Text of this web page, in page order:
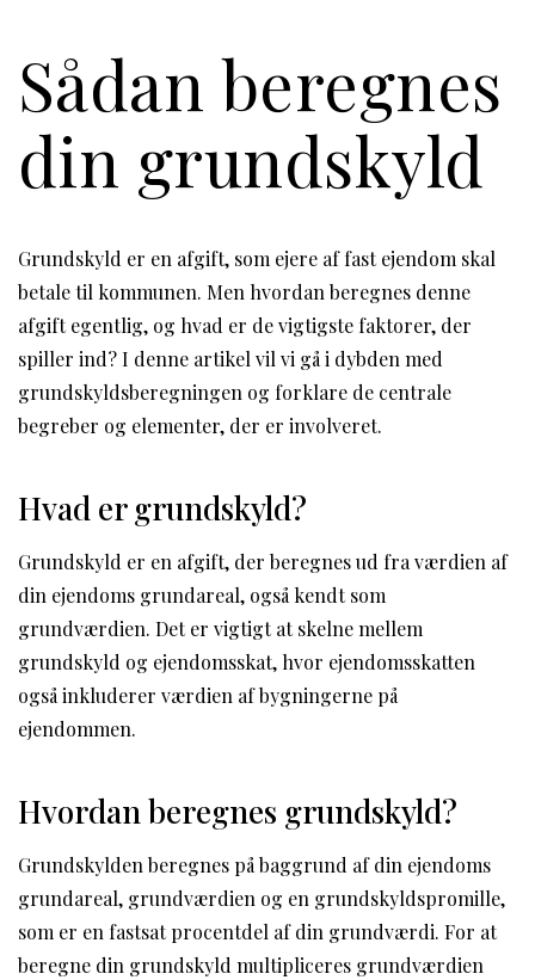
Sådan beregnes
din grundskyld
Grundskyld er en afgift, som ejere af fast ejendom skal
betale til kommunen. Men hvordan beregnes denne
afgift egentlig, og hvad er de vigtigste faktorer, der
spiller ind? I denne artikel vil vi gå i dybden med
grundskyldsberegningen og forklare de centrale
begreber og elementer, der er involveret.
Hvad er grundskyld?
Grundskyld er en afgift, der beregnes ud fra værdien af
din ejendoms grundareal, også kendt som
grundværdien. Det er vigtigt at skelne mellem
grundskyld og ejendomsskat, hvor ejendomsskatten
også inkluderer værdien af bygningerne på
ejendommen.
Hvordan beregnes grundskyld?
Grundskylden beregnes på baggrund af din ejendoms
grundareal, grundværdien og en grundskyldspromille,
som er en fastsat procentdel af din grundværdi. For at
beregne din grundskyld multipliceres grundværdien